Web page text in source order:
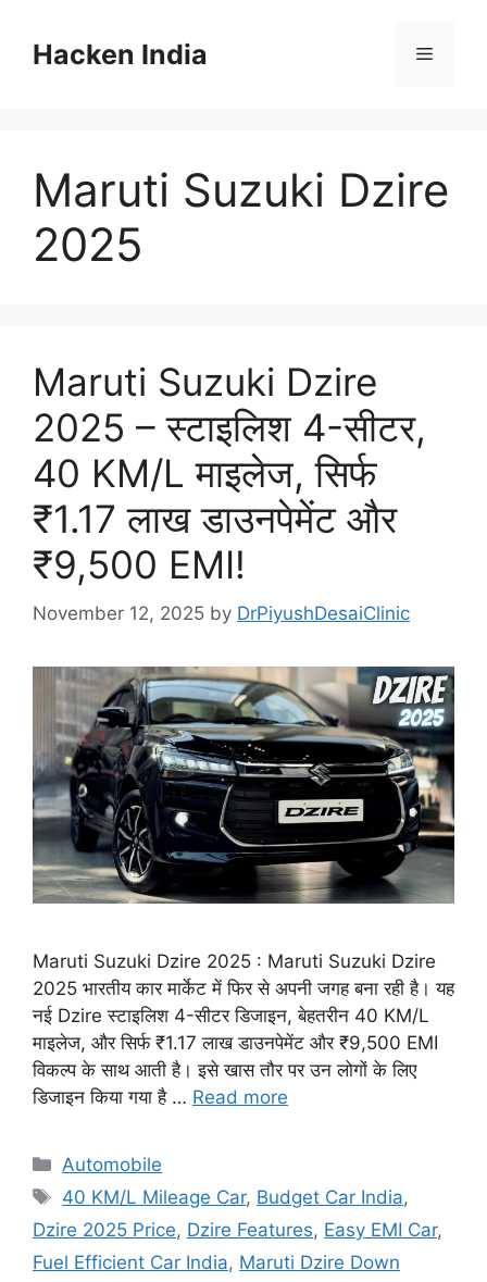
contentHacken India Menu
Maruti Suzuki Dzire
2025
Maruti Suzuki Dzire
2025 – स्टाइलिश 4-सीटर,
40 KM/L माइलेज, सिर्फ
₹1.17 लाख डाउनपेमेंट और
₹9,500 EMI!
November 12, 2025 by DrPiyushDesaiClinic
Maruti Suzuki Dzire 2025 : Maruti Suzuki Dzire
2025 भारतीय कार मार्केट में फिर से अपनी जगह बना रही है। यह
नई Dzire स्टाइलिश 4-सीटर डिजाइन, बेहतरीन 40 KM/L
माइलेज, और सिर्फ ₹1.17 लाख डाउनपेमेंट और ₹9,500 EMI
विकल्प के साथ आती है। इसे खास तौर पर उन लोगों के लिए
डिजाइन किया गया है … Read more
Categories
Automobile
Tags
40 KM/L Mileage Car, Budget Car India,
Dzire 2025 Price, Dzire Features, Easy EMI Car,
Fuel Efficient Car India, Maruti Dzire Down